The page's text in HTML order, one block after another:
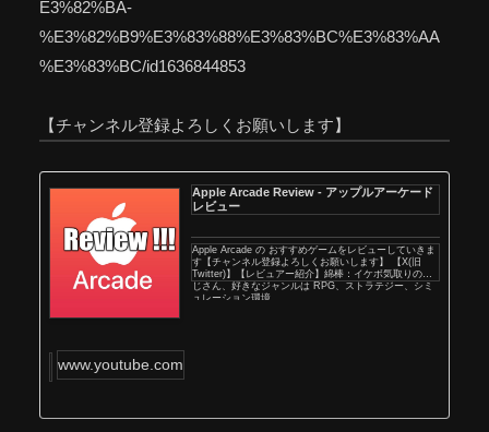
E3%82%BA-
%E3%82%B9%E3%83%88%E3%83%BC%E3%83%AA
%E3%83%BC/id1636844853
【チャンネル登録よろしくお願いします】
Apple Arcade Review - アップルアーケード
レビュー
Apple Arcade の おすすめゲームをレビューしていきま
す【チャンネル登録よろしくお願いします】 【X(旧
Twitter)】【レビュアー紹介】綿棒：イケボ気取りのお
じさん、好きなジャンルは RPG、ストラテジー、シミ
ュレーション環境...
www.youtube.com